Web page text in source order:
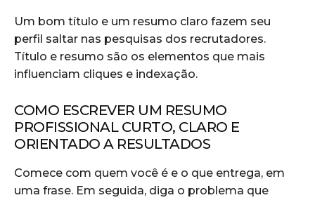
Um bom título e um resumo claro fazem seu
perfil saltar nas pesquisas dos recrutadores.
Título e resumo são os elementos que mais
influenciam cliques e indexação.
COMO ESCREVER UM RESUMO
PROFISSIONAL CURTO, CLARO E
ORIENTADO A RESULTADOS
Comece com quem você é e o que entrega, em
uma frase. Em seguida, diga o problema que